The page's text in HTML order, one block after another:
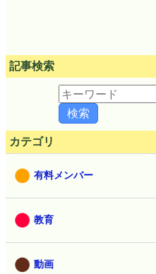
記事検索
カテゴリ
有料メンバー
教育
動画